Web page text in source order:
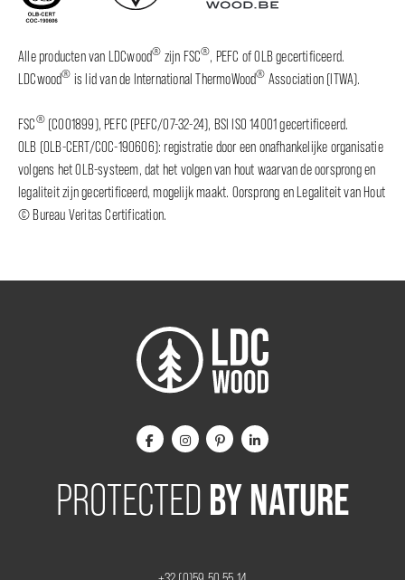
Alle producten van LDCwood® zijn FSC®, PEFC of OLB gecertificeerd.
LDCwood® is lid van de International ThermoWood® Association (ITWA).
FSC®(C001899), PEFC (PEFC/07-32-24), BSI ISO 14001 gecertificeerd.
OLB (OLB-CERT/COC-190606): registratie door een onafhankelijke organisatie
volgens het OLB-systeem, dat het volgen van hout waarvan de oorsprong en
legaliteit zijn gecertificeerd, mogelijk maakt. Oorsprong en Legaliteit van Hout
© Bureau Veritas Certification.
PROTECTED BY NATURE